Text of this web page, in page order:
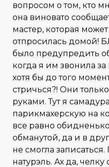
вопросом о том, кто
она виновато
мастер, которая может
отпросилась домой!
было предупредить
когда я им звонила
хотя бы до того
стричься?! Они
руками. Тут я
парикмахерскую на
все равно
обманутой, да и в
не смогла
натурэль. Ах да,